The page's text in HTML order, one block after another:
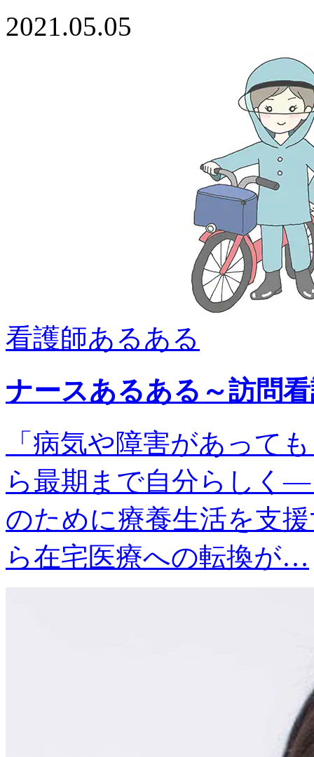
2021.05.05
看護師あるある
ナースあるある～訪問
「病気や障害があって
ら最期まで自分らしく
のために療養生活を支
ら在宅医療への転換が…